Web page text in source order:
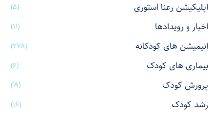
اپلیکیشن رعنا استوری (۵)
اخبار و رویدادها (۱۱)
انیمیشن های کودکانه (۲۷۸)
بیماری های کودک (۶)
پرورش کودک (۱۹)
رشد کودک (۱۶)